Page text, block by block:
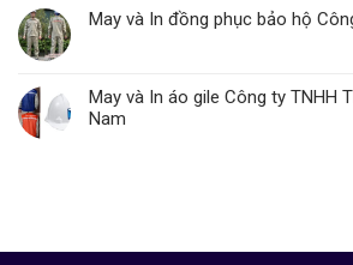
May và In đồng phục bảo hộ
May và In áo gile Công ty TNHH
Nam